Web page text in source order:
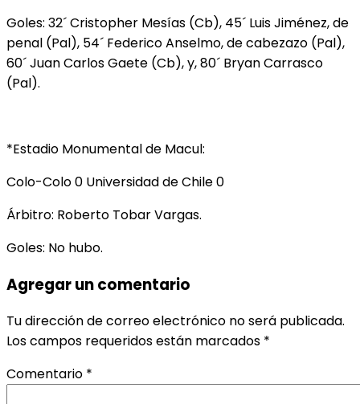
Goles: 32´ Cristopher Mesías (Cb), 45´ Luis Jiménez, de
penal (Pal), 54´ Federico Anselmo, de cabezazo (Pal),
60´ Juan Carlos Gaete (Cb), y, 80´ Bryan Carrasco
(Pal).
*Estadio Monumental de Macul:
Colo-Colo 0 Universidad de Chile 0
Árbitro: Roberto Tobar Vargas.
Goles: No hubo.
Agregar un comentario
Tu dirección de correo electrónico no será publicada.
Los campos requeridos están marcados *
Comentario *